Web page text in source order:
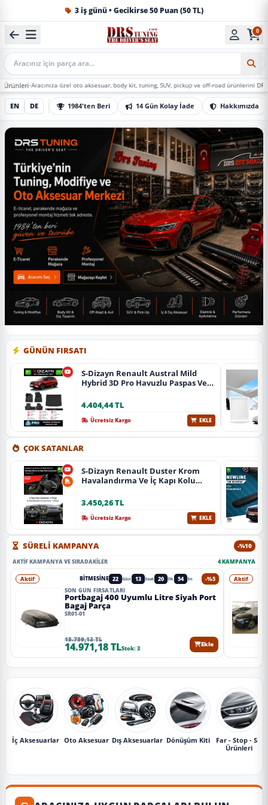
1984'ten beri Türkiye’nin en büyük oto aksesuar ve tuning
0
Mobil Arama
özel oto aksesuar, body kit, tuning, SUV, pickup ve off-road ürünlerini DRS Tuning’de
EN DE 1984'ten Beri 14 Gün Kolay İade Hakkımızda
GÜNÜN FIRSATI
S-Dizayn Renault Austral Mild
Hybrid 3D Pro Havuzlu Paspas Ve
Üzeri A+ Kalite
4.404,44 TL
Ücretsiz Kargo EKLE
ÇOK SATANLAR
S-Dizayn Renault Duster Krom
Havalandırma Ve İç Kapı Kolu
Krom) A+ Kalite
3.450,26 TL
Ücretsiz Kargo EKLE
SÜRELİ KAMPANYA -%10
AKTIF KAMPANYA VE SIRADAKILER 4 KAMPANYA
-%5
Aktif BITMESINE 22 Gün 13 Saat 20 Dk 51 Sn
SON GÜN FIRSATLARI
Portbagaj 400 Uyumlu Litre Siyah Port
Bagaj Parça
SR01-01
15.759,13 TL
14.971,18 TLStok: 3
Ekle
Aktif
İç Aksesuarlar Oto Aksesuar Dış Aksesuarlar Dönüşüm Kiti
Far - Stop - Sis
Ürünleri